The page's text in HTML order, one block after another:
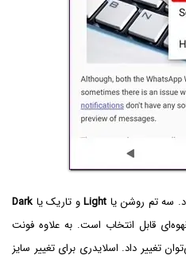
سه تم روشن یا Lightو تاریک یا Dark
قابل انتخاب است. به علاوه فونت
تغییر داد. اسلایدری برای تغییر سایز